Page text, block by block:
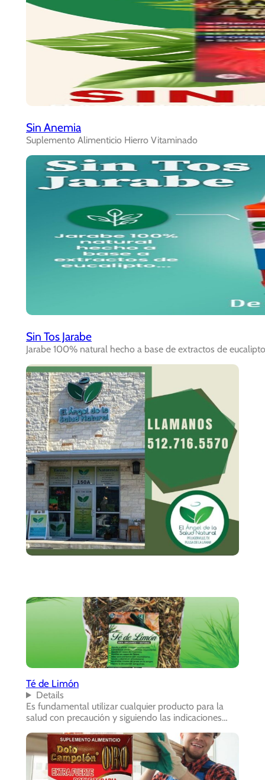
Sin Anemia
Suplemento Alimenticio Hierro Vitaminado
Sin Tos Jarabe
Jarabe 100% natural hecho a base de extractos de
Té de Limón
Details
Es fundamental utilizar cualquier producto para la
salud con precaución y siguiendo las indicaciones…